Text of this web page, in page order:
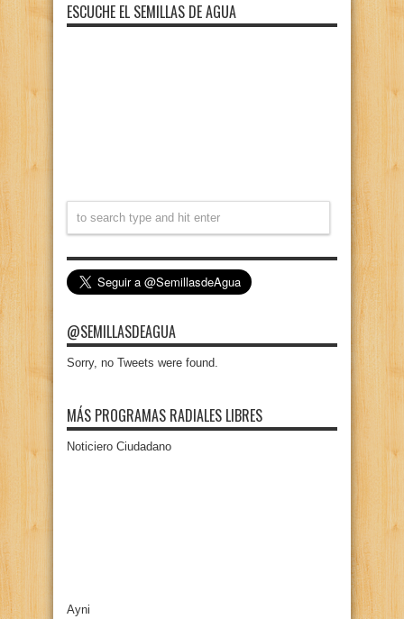
ESCUCHE EL SEMILLAS DE AGUA
@SEMILLASDEAGUA
Sorry, no Tweets were found.
MÁS PROGRAMAS RADIALES LIBRES
Noticiero Ciudadano
Ayni